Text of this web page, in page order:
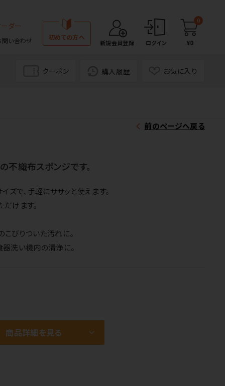
ダー
問い合わせ 初めての方へ
新規会員登録 ログイン
0
¥0
クーポン 購入履歴 お気に入り
前のページへ戻る
織布スポンジです。
ズで、手軽にササッと使えます。
けます。
びりついた汚れに。
洗い機内の清浄に。
商品詳細を見る